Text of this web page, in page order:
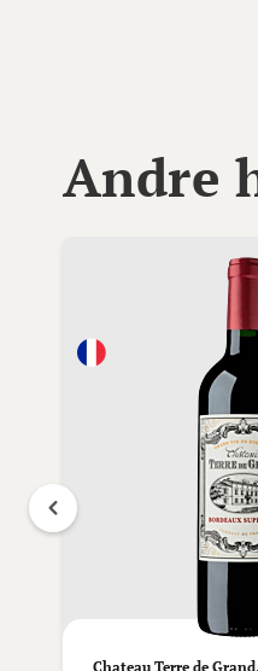
Andre
Chateau Terre de Grand,